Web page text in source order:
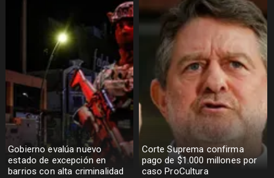
Gobierno evalúa nuevo
estado de excepción en
barrios con alta criminalidad
Corte Suprema confirma
pago de $1.000 millones por
caso ProCultura